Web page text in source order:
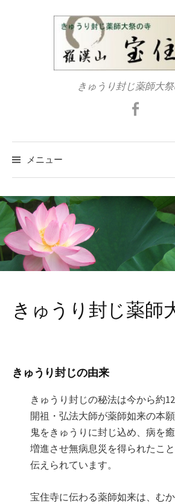
プ
きゅうり封じ薬師大
メニュー
きゅうり封じ薬師
きゅうり封じの由来
きゅうり封じの秘法は今から約
開祖・弘法大師が薬師如来の本
鬼をきゅうりに封じ込め、病を
増進させ無病息災を得られたこ
伝えられています。
宝住寺に伝わる薬師如来は、む